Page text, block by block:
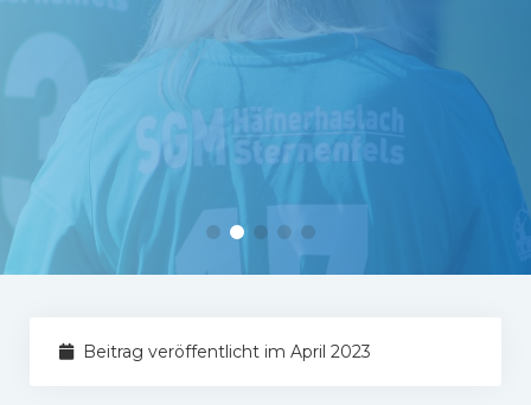
1. Mannschaft
Ergebnisse 1. Mannschaft
Tabelle 1.Mannschaft
Spielerstatistik 1. Mannschaft
Spielplan Kreisliga A3
Beitrag veröffentlicht im April 2023